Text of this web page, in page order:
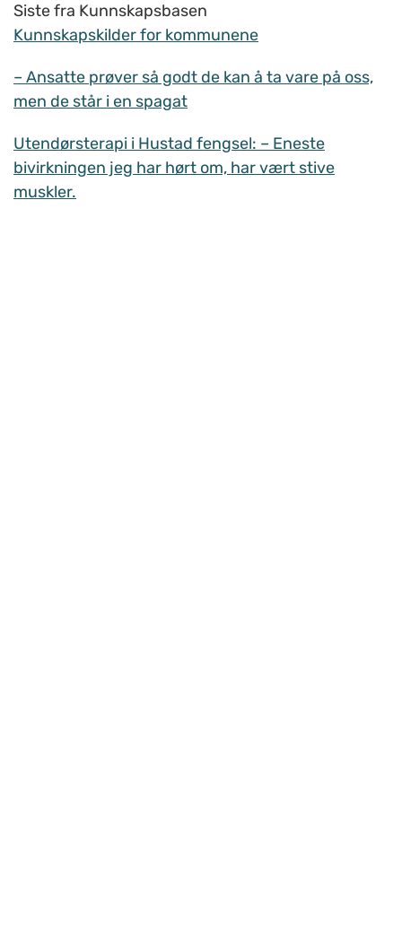
Siste fra Kunnskapsbasen
Kunnskapskilder for kommunene
– Ansatte prøver så godt de kan å ta vare på oss,
men de står i en spagat
Utendørsterapi i Hustad fengsel: – Eneste
bivirkningen jeg har hørt om, har vært stive
muskler.